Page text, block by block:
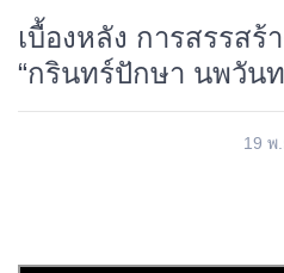
เบื้องหลัง การสรรสร้
“กรินทร์ปักษา นพวัน
19 พ